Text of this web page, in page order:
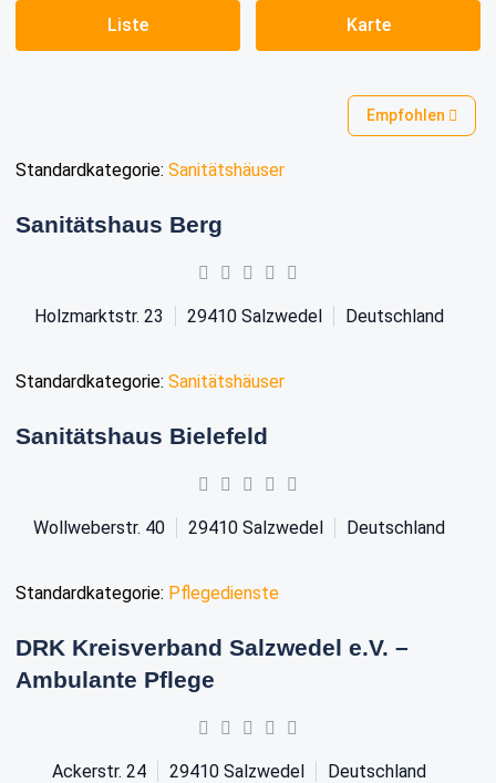
Liste Karte
Empfohlen
Standardkategorie: Sanitätshäuser
Sanitätshaus Berg
Holzmarktstr. 23 29410 Salzwedel Deutschland
Standardkategorie: Sanitätshäuser
Sanitätshaus Bielefeld
Wollweberstr. 40 29410 Salzwedel Deutschland
Standardkategorie: Pflegedienste
DRK Kreisverband Salzwedel e.V. –
Ambulante Pflege
Ackerstr. 24 29410 Salzwedel Deutschland